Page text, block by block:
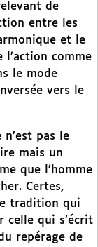
de
entre les
et le
comme
le mode
vers le
pas le
mais un
que l’homme
Certes,
tradition qui
celle qui s’écrit
repérage de